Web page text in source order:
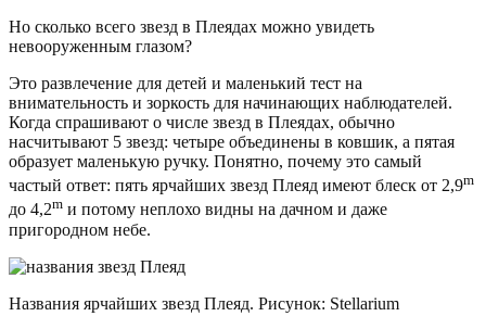
Но сколько всего звезд в Плеядах можно увидеть
невооруженным глазом?
Это развлечение для детей и маленький тест на
внимательность и зоркость для начинающих наблюдателей.
Когда спрашивают о числе звезд в Плеядах, обычно
насчитывают 5 звезд: четыре объединены в ковшик, а пятая
образует маленькую ручку. Понятно, почему это самый
частый ответ: пять ярчайших звезд Плеяд имеют блеск от 2,9m
до 4,2m и потому неплохо видны на дачном и даже
пригородном небе.
Названия ярчайших звезд Плеяд. Рисунок: Stellarium